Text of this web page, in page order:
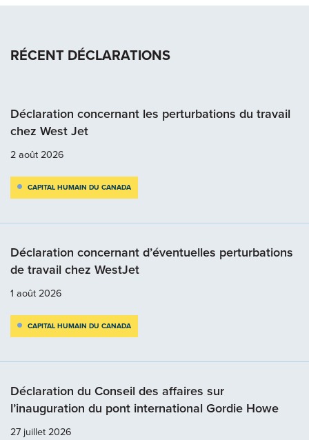
RÉCENT DÉCLARATIONS
Déclaration concernant les perturbations du travail
chez West Jet
2 août 2026
CAPITAL HUMAIN DU CANADA
Déclaration concernant d’éventuelles perturbations
de travail chez WestJet
1 août 2026
CAPITAL HUMAIN DU CANADA
Déclaration du Conseil des affaires sur
l’inauguration du pont international Gordie Howe
27 juillet 2026